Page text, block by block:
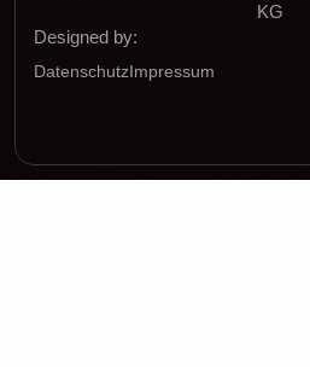
KG
Designed by:
DatenschutzImpressum